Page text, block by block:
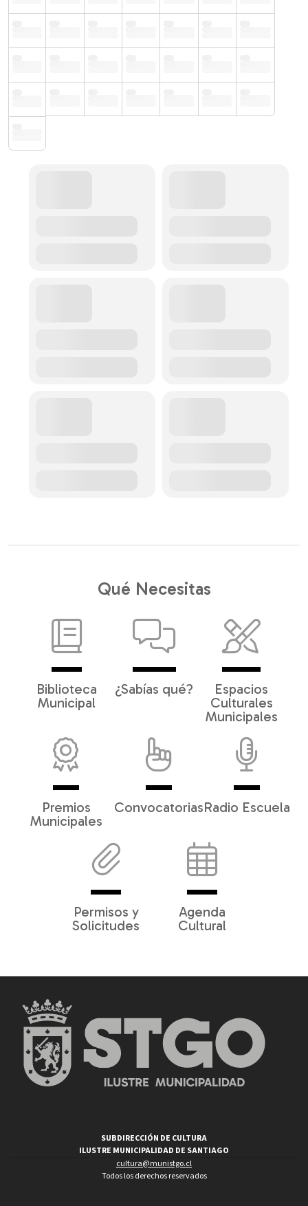
Qué Necesitas
Biblioteca
Municipal
¿Sabías qué?
Espacios
Culturales
Municipales
Premios
Municipales
ConvocatoriasRadio Escuela
Permisos y
Solicitudes
Agenda
Cultural
SUBDIRECCIÓN DE CULTURA
ILUSTRE MUNICIPALIDAD DE SANTIAGO
cultura@munistgo.cl
Todos los derechos reservados